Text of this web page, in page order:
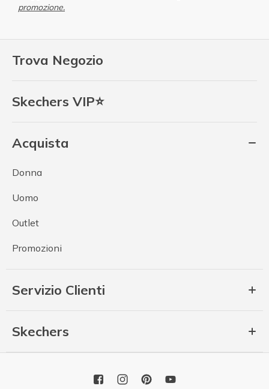
Trova Negozio
Skechers VIP⭐
Acquista
Donna
Uomo
Outlet
Promozioni
Servizio Clienti
Skechers
promozione.